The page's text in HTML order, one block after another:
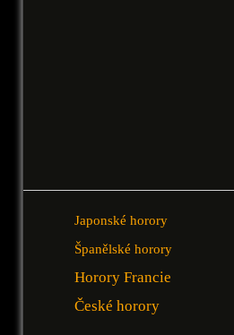
Japonské horory
Španělské horory
Horory Francie
České horory